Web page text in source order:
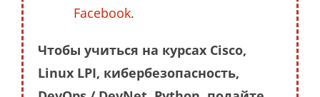
Facebook.
Чтобы учиться на курсах Cisco,
Linux LPI, кибербезопасность,